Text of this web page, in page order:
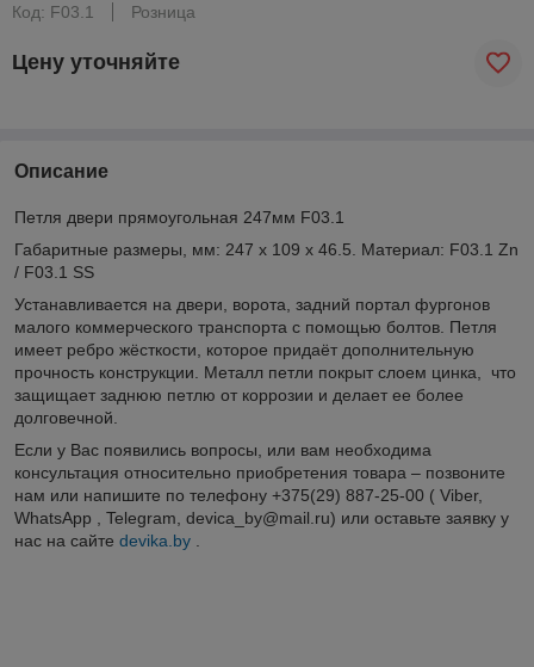
Код: F03.1
Розница
Цену уточняйте
Описание
Петля двери прямоугольная 247мм F03.1
Габаритные размеры, мм: 247 х 109 х 46.5. Материал: F03.1 Zn
/ F03.1 SS
Устанавливается на двери, ворота, задний портал фургонов
малого коммерческого транспорта с помощью болтов. Петля
имеет ребро жёсткости, которое придаёт дополнительную
прочность конструкции. Металл петли покрыт слоем цинка, что
защищает заднюю петлю от коррозии и делает ее более
долговечной.
Если у Вас появились вопросы, или вам необходима
консультация относительно приобретения товара – позвоните
нам или напишите по телефону +375(29) 887-25-00 ( Viber,
WhatsApp , Telegram, devica_by@mail.ru) или оставьте заявку у
нас на сайте devika.by